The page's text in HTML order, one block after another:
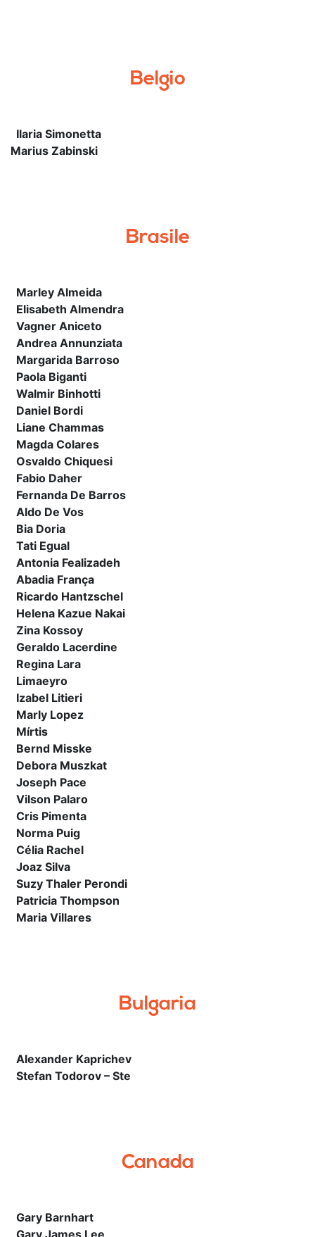
Belgio
Ilaria Simonetta
Marius Zabinski
Brasile
Marley Almeida
Elisabeth Almendra
Vagner Aniceto
Andrea Annunziata
Margarida Barroso
Paola Biganti
Walmir Binhotti
Daniel Bordi
Liane Chammas
Magda Colares
Osvaldo Chiquesi
Fabio Daher
Fernanda De Barros
Aldo De Vos
Bia Doria
Tati Egual
Antonia Fealizadeh
Abadia França
Ricardo Hantzschel
Helena Kazue Nakai
Zina Kossoy
Geraldo Lacerdine
Regina Lara
Limaeyro
Izabel Litieri
Marly Lopez
Mírtis
Bernd Misske
Debora Muszkat
Joseph Pace
Vilson Palaro
Cris Pimenta
Norma Puig
Célia Rachel
Joaz Silva
Suzy Thaler Perondi
Patricia Thompson
Maria Villares
Bulgaria
Alexander Kaprichev
Stefan Todorov – Ste
Canada
Gary Barnhart
Gary James Lee